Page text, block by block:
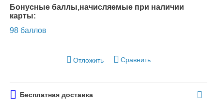
Бонусные баллы,начисляемые при наличии
карты:
98 баллов
Отложить Сравнить
Бесплатная доставка